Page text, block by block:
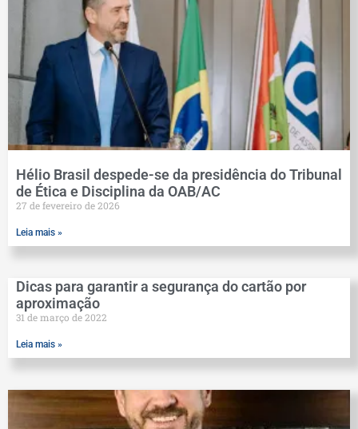
Hélio Brasil despede-se da presidência do Tribunal
de Ética e Disciplina da OAB/AC
27 de fevereiro de 2026
Leia mais »
Dicas para garantir a segurança do cartão por
aproximação
31 de março de 2022
Leia mais »